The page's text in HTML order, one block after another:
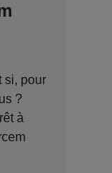
si, pour
?
à